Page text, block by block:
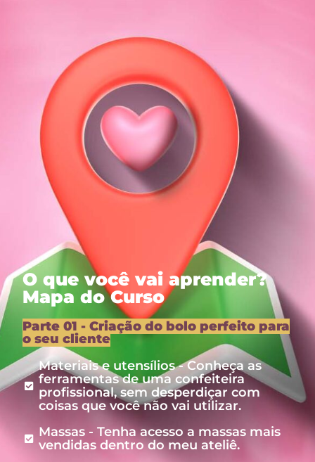
O que você vai aprender?
Mapa do Curso
Parte 01 - Criação do bolo perfeito para
o seu cliente
Materiais e utensílios - Conheça as
ferramentas de uma confeiteira
profissional, sem desperdiçar com
coisas que você não vai utilizar.
Massas - Tenha acesso a massas mais
vendidas dentro do meu ateliê.